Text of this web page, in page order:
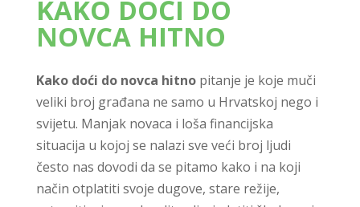
KAKO DOĆI DO
NOVCA HITNO
Kako doći do novca hitnopitanje je koje muči
veliki broj građana ne samo u Hrvatskoj nego i
svijetu. Manjak novaca i loša financijska
situacija u kojoj se nalazi sve veći broj ljudi
često nas dovodi da se pitamo kako i na koji
način otplatiti svoje dugove, stare režije,